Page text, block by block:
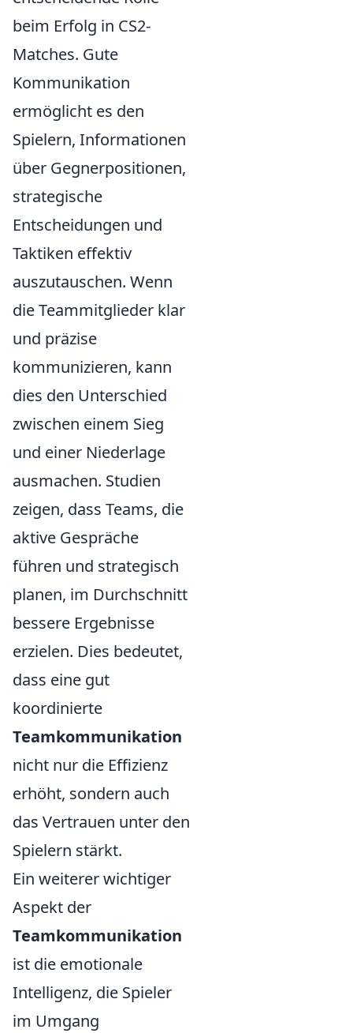
beim Erfolg in CS2-
Matches. Gute
Kommunikation
ermöglicht es den
Spielern, Informationen
über Gegnerpositionen,
strategische
Entscheidungen und
Taktiken effektiv
auszutauschen. Wenn
die Teammitglieder klar
und präzise
kommunizieren, kann
dies den Unterschied
zwischen einem Sieg
und einer Niederlage
ausmachen. Studien
zeigen, dass Teams, die
aktive Gespräche
führen und strategisch
planen, im Durchschnitt
bessere Ergebnisse
erzielen. Dies bedeutet,
dass eine gut
koordinierte
Teamkommunikation
nicht nur die Effizienz
erhöht, sondern auch
das Vertrauen unter den
Spielern stärkt.
Ein weiterer wichtiger
Aspekt der
Teamkommunikation
ist die emotionale
Intelligenz, die Spieler
im Umgang